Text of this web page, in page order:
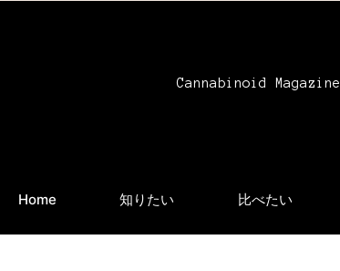
Cannabinoid Magazine
Home 知りたい 比べたい